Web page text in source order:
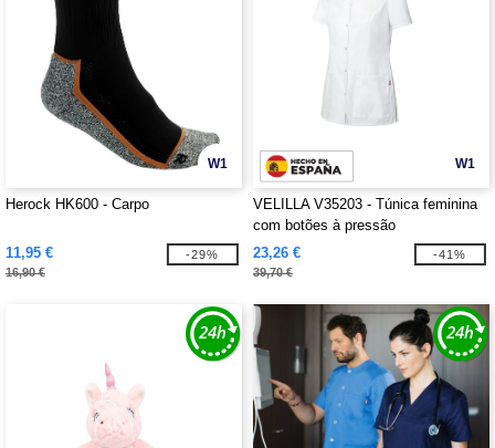
W1
Herock HK600 - Carpo
11,95 €
16,90 €
-29%
W1
VELILLA V35203 - Túnica feminina
com botões à pressão
23,26 €
39,70 €
-41%